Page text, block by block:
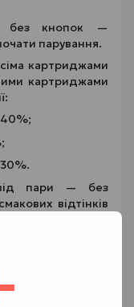
без кнопок —
парування.
картриджами
картриджами
пари — без
відтінків
щодо